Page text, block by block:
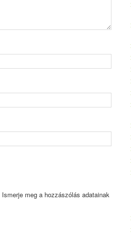
Ismerje meg a hozzászólás adatainak